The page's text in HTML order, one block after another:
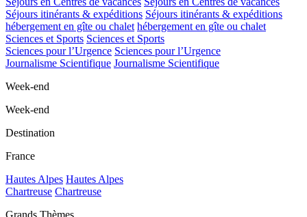
Séjours itinérants & expéditions Séjours itinérants & expéditions
hébergement en gîte ou chalet hébergement en gîte ou chalet
Sciences et Sports Sciences et Sports
Sciences pour l’Urgence Sciences pour l’Urgence
Journalisme Scientifique Journalisme Scientifique
Week-end
Week-end
Destination
France
Hautes Alpes Hautes Alpes
Chartreuse Chartreuse
Grands Thèmes